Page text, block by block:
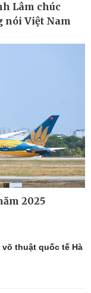
- món ngon
khoa
- giảm cân
online
Lâm chúc
nói Việt Nam
2025
thuật quốc tế Hà